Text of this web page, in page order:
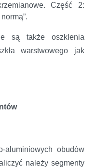
Część 2:
są także oszklenia
warstwowego jak
aluminiowych obudów
należy segmenty